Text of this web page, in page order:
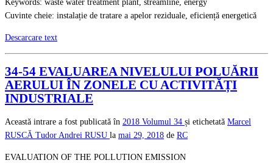
Keywords: waste water treatment plant, streamline, energy
Cuvinte cheie: instalație de tratare a apelor reziduale, eficiență energetică
Descarcare text
34-54 EVALUAREA NIVELULUI POLUĂRII
AERULUI ÎN ZONELE CU ACTIVITĂȚI
INDUSTRIALE
Această intrare a fost publicată în 2018 Volumul 34 și etichetată Marcel
RUSCĂ Tudor Andrei RUSU la mai 29, 2018 de RC
EVALUATION OF THE POLLUTION EMISSION